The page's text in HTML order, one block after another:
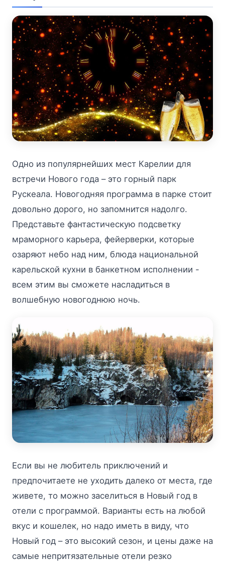
Одно из популярнейших мест Карелии для
встречи Нового года – это горный парк
Рускеала. Новогодняя программа в парке стоит
довольно дорого, но запомнится надолго.
Представьте фантастическую подсветку
мраморного карьера, фейерверки, которые
озаряют небо над ним, блюда национальной
карельской кухни в банкетном исполнении -
всем этим вы сможете насладиться в
волшебную новогоднюю ночь.
Если вы не любитель приключений и
предпочитаете не уходить далеко от места, где
живете, то можно заселиться в Новый год в
отели с программой. Варианты есть на любой
вкус и кошелек, но надо иметь в виду, что
Новый год – это высокий сезон, и цены даже на
самые непритязательные отели резко